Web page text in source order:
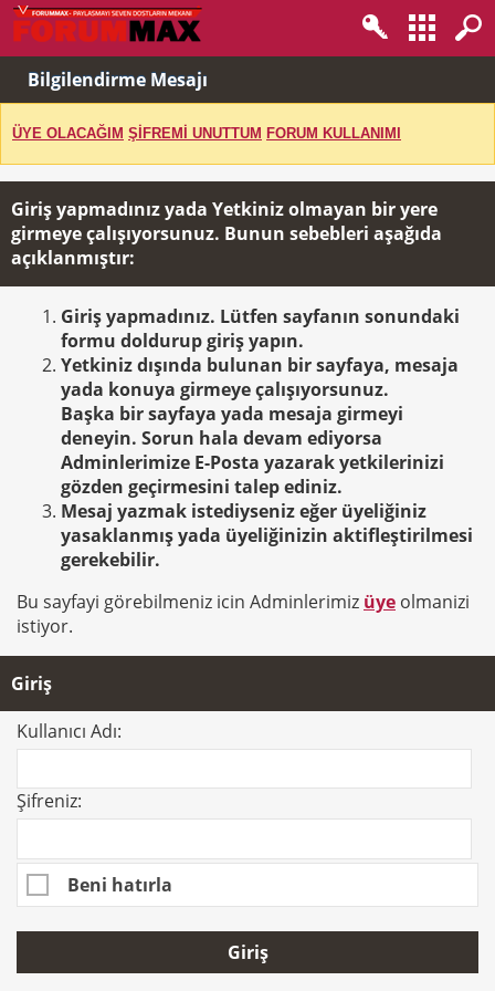
Bilgilendirme Mesajı
ÜYE OLACAĞIM ŞİFREMİ UNUTTUM FORUM KULLANIMI
Giriş yapmadınız yada Yetkiniz olmayan bir yere
girmeye çalışıyorsunuz. Bunun sebebleri aşağıda
açıklanmıştır:
Giriş yapmadınız. Lütfen sayfanın sonundaki
formu doldurup giriş yapın.
Yetkiniz dışında bulunan bir sayfaya, mesaja
yada konuya girmeye çalışıyorsunuz.
Başka bir sayfaya yada mesaja girmeyi
deneyin. Sorun hala devam ediyorsa
Adminlerimize E-Posta yazarak yetkilerinizi
gözden geçirmesini talep ediniz.
Mesaj yazmak istediyseniz eğer üyeliğiniz
yasaklanmış yada üyeliğinizin aktifleştirilmesi
gerekebilir.
Bu sayfayi görebilmeniz icin Adminlerimiz üye olmanizi
istiyor.
Giriş
Kullanıcı Adı:
Şifreniz:
Beni hatırla
Giriş